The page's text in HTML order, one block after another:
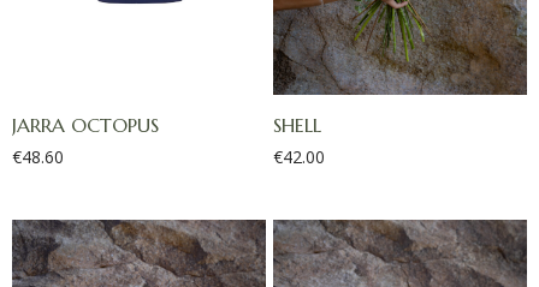
JARRA OCTOPUS
€48.60
SHELL
€42.00